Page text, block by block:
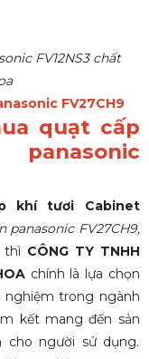
FV12NS3 chất
FV27CH9
quạt cấp
khí tươi Cabinet
panasonic FV27CH9,
CÔNG TY TNHH
chính là lựa chọn
nghiệm trong ngành
kết mang đến sản
cho người sử dụng.